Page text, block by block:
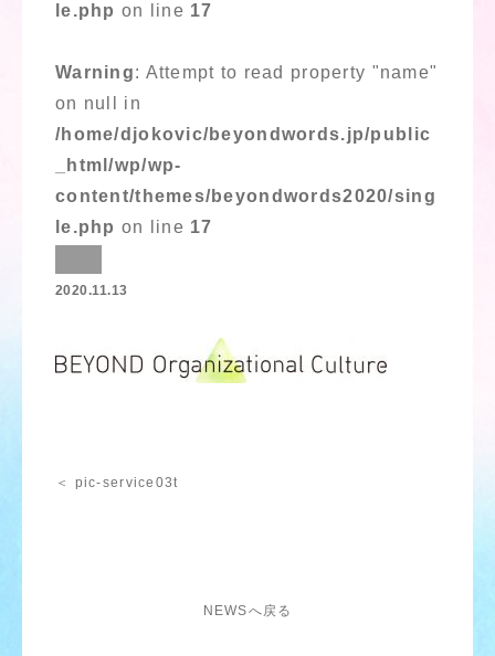
le.php on line 17
Warning: Attempt to read property "name"
on null in
/home/djokovic/beyondwords.jp/public
_html/wp/wp-
content/themes/beyondwords2020/sing
le.php on line 17
2020.11.13
＜ pic-service03t
NEWSへ戻る